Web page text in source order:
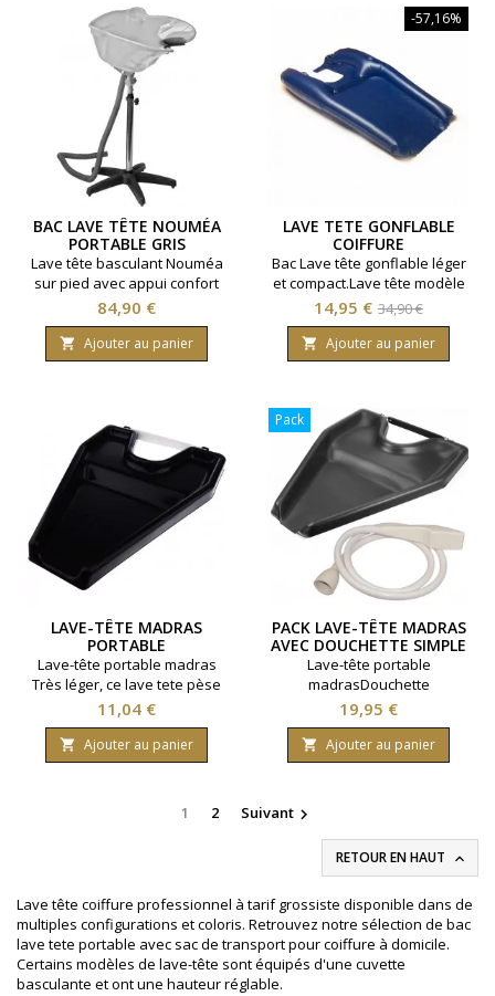
BAC LAVE TÊTE NOUMÉA
PORTABLE GRIS
Lave tête basculant Nouméa
sur pied avec appui confort
sur la zone du cou. Couleur
gris.
Prix
84,90 €
 Ajouter au panier
-57,16%
LAVE TETE GONFLABLE
COIFFURE
Bac Lave tête gonflable léger
et compact.Lave tête modèle
professionnel.Coloris bleu.
Prix
14,95 € Prix
de
base
34,90 €
 Ajouter au panier
LAVE-TÊTE MADRAS
PORTABLE
Lave-tête portable madras
Très léger, ce lave tete pèse
seulement 200 grammes.
Coloris: noir.
Prix
11,04 €
 Ajouter au panier
Pack
PACK LAVE-TÊTE MADRAS
AVEC DOUCHETTE SIMPLE
Lave-tête portable
madrasDouchette
simple pour lave-tête fourni.
Très léger, ce lave tete pèse
seulement 200 grammes.
Coloris: noir.
Prix
19,95 €
 Ajouter au panier
1 2 Suivant 
RETOUR EN HAUT 
Lave tête coiffure professionnel à tarif grossiste disponible dans de
multiples configurations et coloris. Retrouvez notre sélection de bac
lave tete portable avec sac de transport pour coiffure à domicile.
Certains modèles de lave-tête sont équipés d'une cuvette
basculante et ont une hauteur réglable.